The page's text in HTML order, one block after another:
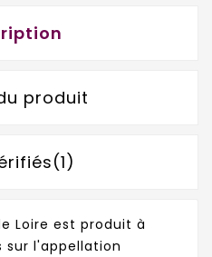
produit
Loire est produit à
sur l'appellation